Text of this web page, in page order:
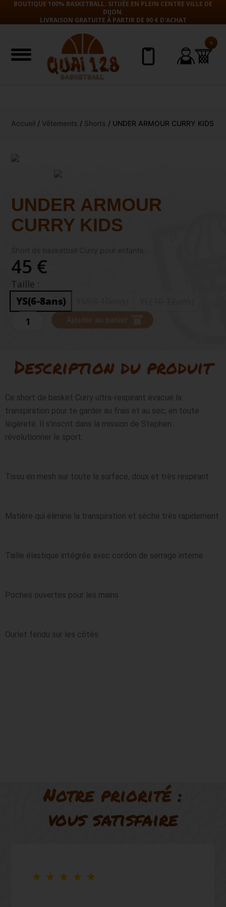
BOUTIQUE 100% BASKETBALL. SITUÉE EN PLEIN CENTRE VILLE DE
DIJON.
LIVRAISON GRATUITE À PARTIR DE 90 € D'ACHAT
0
Accueil / Vêtements / Shorts / UNDER ARMOUR CURRY KIDS
UNDER ARMOUR
CURRY KIDS
Short de basketball Curry pour enfants.
45 €
Taille :
YS(6-8ans)
KIDS
Ajouter au panier
Description du produit
Ce short de basket Curry ultra-respirant évacue la
transpiration pour te garder au frais et au sec, en toute
légèreté. Il s'inscrit dans la mission de Stephen :
Tissu en mesh sur toute la surface, doux et très respirant
Matière qui élimine la transpiration et sèche très rapidement
Taille élastique intégrée avec cordon de serrage interne
Poches ouvertes pour les mains
Ourlet fendu sur les côtés
Notre priorité :
vous satisfaire
★ ★ ★ ★ ★